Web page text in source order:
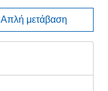
Απλή μετάβαση